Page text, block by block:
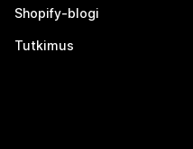
Shopify-blogi
Tutkimus